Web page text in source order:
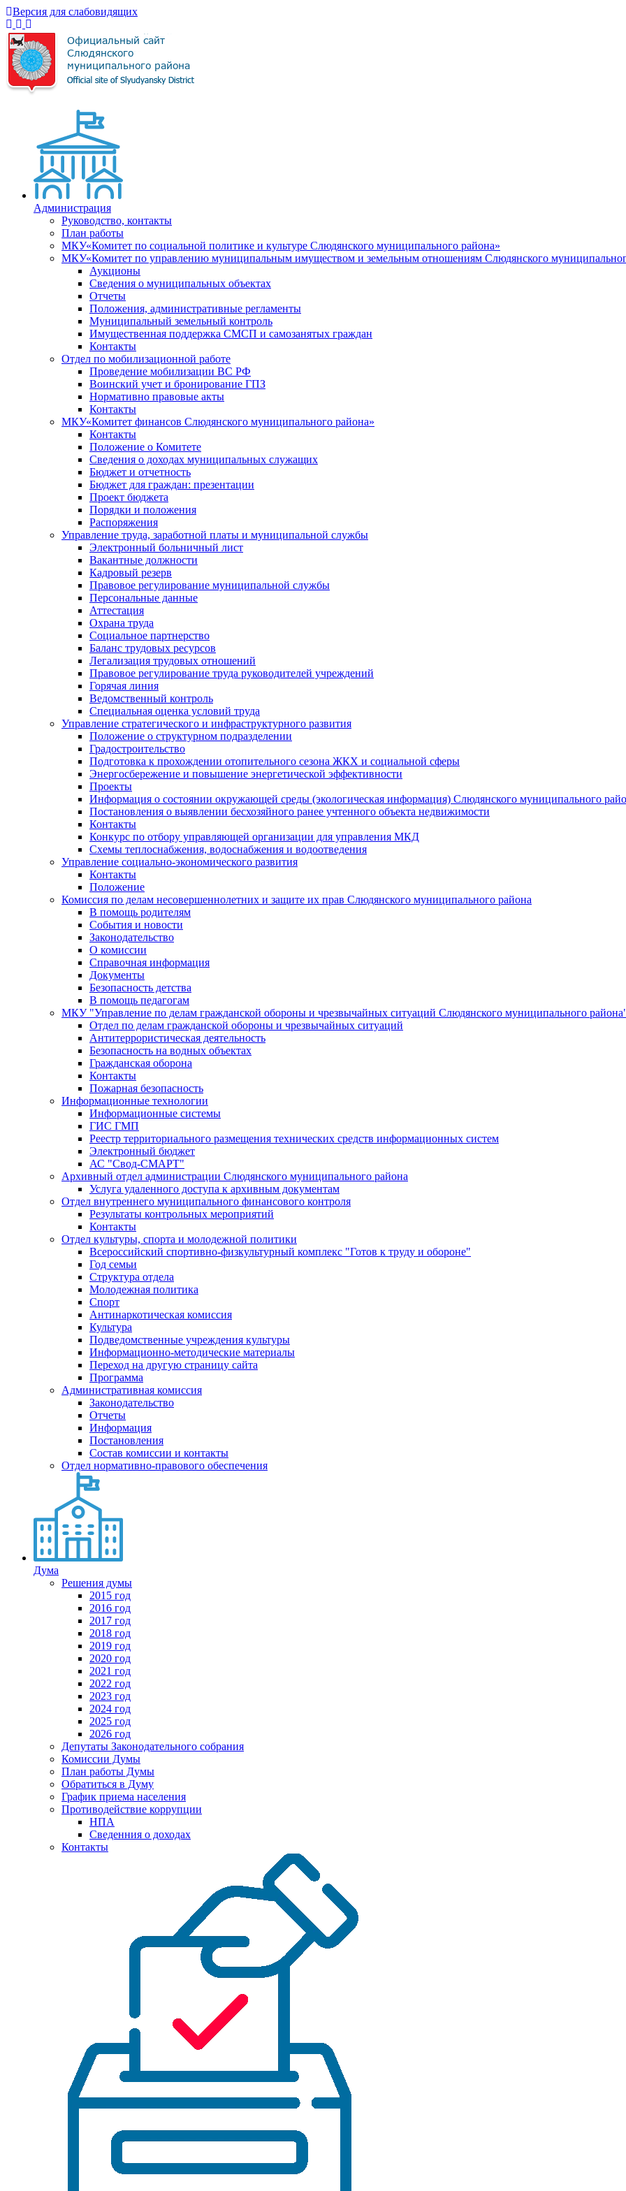
Версия для слабовидящих
Администрация
Руководство, контакты
План работы
МКУ«Комитет по социальной политике и культуре Слюдянского муниципального района»
МКУ«Комитет по управлению муниципальным имуществом и земельным отношениям Слюдянского
Аукционы
Сведения о муниципальных объектах
Отчеты
Положения, административные регламенты
Муниципальный земельный контроль
Имущественная поддержка СМСП и самозанятых граждан
Контакты
Отдел по мобилизационной работе
Проведение мобилизации ВС РФ
Воинский учет и бронирование ГПЗ
Нормативно правовые акты
Контакты
МКУ«Комитет финансов Слюдянского муниципального района»
Контакты
Положение о Комитете
Сведения о доходах муниципальных служащих
Бюджет и отчетность
Бюджет для граждан: презентации
Проект бюджета
Порядки и положения
Распоряжения
Управление труда, заработной платы и муниципальной службы
Электронный больничный лист
Вакантные должности
Кадровый резерв
Правовое регулирование муниципальной службы
Персональные данные
Аттестация
Охрана труда
Социальное партнерство
Баланс трудовых ресурсов
Легализация трудовых отношений
Правовое регулирование труда руководителей учреждений
Горячая линия
Ведомственный контроль
Специальная оценка условий труда
Управление стратегического и инфраструктурного развития
Положение о структурном подразделении
Градостроительство
Подготовка к прохождении отопительного сезона ЖКХ и социальной сферы
Энергосбережение и повышение энергетической эффективности
Проекты
Информация о состоянии окружающей среды (экологическая информация) Слюдянского муниципального
Постановления о выявлении бесхозяйного ранее учтенного объекта недвижимости
Контакты
Конкурс по отбору управляющей организации для управления МКД
Схемы теплоснабжения, водоснабжения и водоотведения
Управление социально-экономического развития
Контакты
Положение
Комиссия по делам несовершеннолетних и защите их прав Слюдянского муниципального района
В помощь родителям
События и новости
Законодательство
О комиссии
Справочная информация
Документы
Безопасность детства
В помощь педагогам
МКУ "Управление по делам гражданской обороны и чрезвычайных ситуаций Слюдянского муниципального
Отдел по делам гражданской обороны и чрезвычайных ситуаций
Антитеррористическая деятельность
Безопасность на водных объектах
Гражданская оборона
Контакты
Пожарная безопасность
Информационные технологии
Информационные системы
ГИС ГМП
Реестр территориального размещения технических средств информационных систем
Электронный бюджет
АС "Свод-СМАРТ"
Архивный отдел администрации Слюдянского муниципального района
Услуга удаленного доступа к архивным документам
Отдел внутреннего муниципального финансового контроля
Результаты контрольных мероприятий
Контакты
Отдел культуры, спорта и молодежной политики
Всероссийский спортивно-физкультурный комплекс "Готов к труду и обороне"
Год семьи
Структура отдела
Молодежная политика
Спорт
Антинаркотическая комиссия
Культура
Подведомственные учреждения культуры
Информационно-методические материалы
Переход на другую страницу сайта
Программа
Административная комиссия
Законодательство
Отчеты
Информация
Постановления
Состав комиссии и контакты
Отдел нормативно-правового обеспечения
Дума
Решения думы
2015 год
2016 год
2017 год
2018 год
2019 год
2020 год
2021 год
2022 год
2023 год
2024 год
2025 год
2026 год
Депутаты Законодательного собрания
Комиссии Думы
План работы Думы
Обратиться в Думу
График приема населения
Противодействие коррупции
НПА
Сведенния о доходах
Контакты